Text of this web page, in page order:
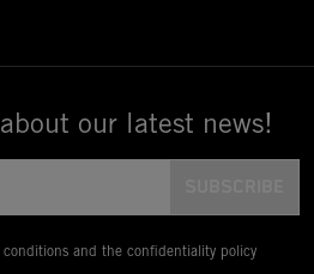
our latest news!
and the confidentiality policy